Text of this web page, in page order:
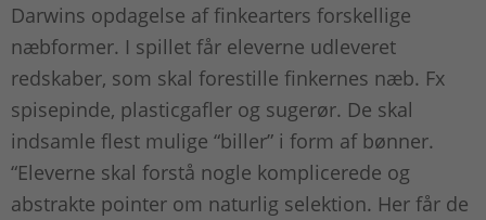
Darwins opdagelse af finkearters forskellige
næbformer. I spillet får eleverne udleveret
redskaber, som skal forestille finkernes næb. Fx
spisepinde, plasticgafler og sugerør. De skal
indsamle flest mulige “biller” i form af bønner.
“Eleverne skal forstå nogle komplicerede og
abstrakte pointer om naturlig selektion. Her får de